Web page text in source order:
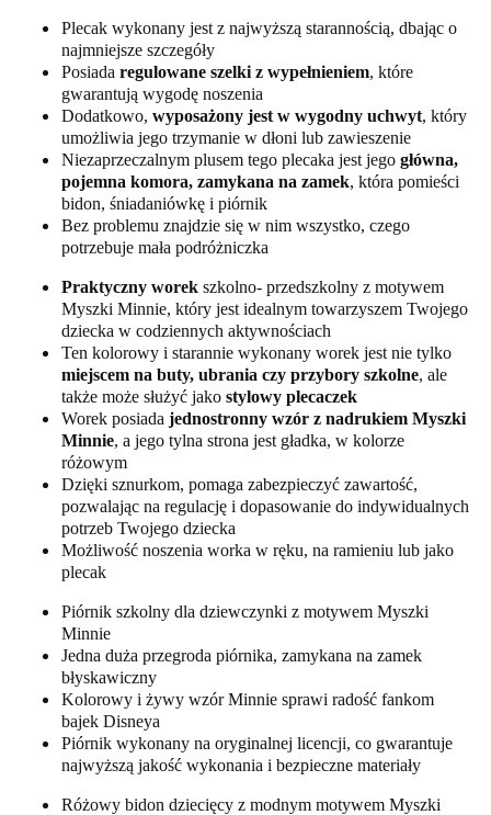
Plecak wykonany jest z najwyższą starannością, dbając o
najmniejsze szczegóły
Posiada regulowane szelki z wypełnieniem, które
gwarantują wygodę noszenia
Dodatkowo, wyposażony jest w wygodny uchwyt, który
umożliwia jego trzymanie w dłoni lub zawieszenie
Niezaprzeczalnym plusem tego plecaka jest jego główna,
pojemna komora, zamykana na zamek, która pomieści
bidon, śniadaniówkę i piórnik
Bez problemu znajdzie się w nim wszystko, czego
potrzebuje mała podróżniczka
Praktyczny worek szkolno- przedszkolny z motywem
Myszki Minnie, który jest idealnym towarzyszem Twojego
dziecka w codziennych aktywnościach
Ten kolorowy i starannie wykonany worek jest nie tylko
miejscem na buty, ubrania czy przybory szkolne, ale
także może służyć jako stylowy plecaczek
Worek posiada jednostronny wzór z nadrukiem Myszki
Minnie, a jego tylna strona jest gładka, w kolorze
różowym
Dzięki sznurkom, pomaga zabezpieczyć zawartość,
pozwalając na regulację i dopasowanie do indywidualnych
potrzeb Twojego dziecka
Możliwość noszenia worka w ręku, na ramieniu lub jako
plecak
Piórnik szkolny dla dziewczynki z motywem Myszki
Minnie
Jedna duża przegroda piórnika, zamykana na zamek
błyskawiczny
Kolorowy i żywy wzór Minnie sprawi radość fankom
bajek Disneya
Piórnik wykonany na oryginalnej licencji, co gwarantuje
najwyższą jakość wykonania i bezpieczne materiały
Różowy bidon dziecięcy z modnym motywem Myszki